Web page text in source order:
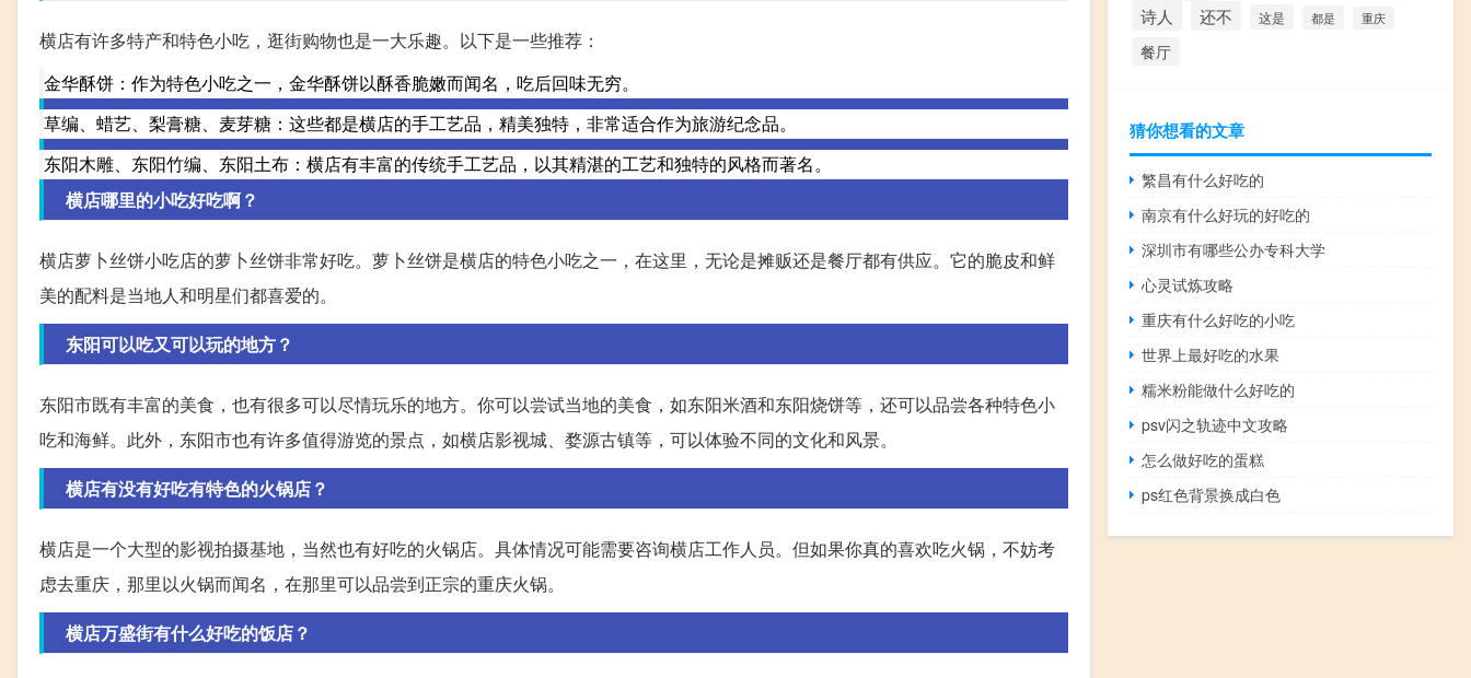
横店有许多特产和特色小吃，逛街购物也是一大乐趣。以下是一些推荐：
金华酥饼：作为特色小吃之一，金华酥饼以酥香脆嫩而闻名，吃后回味无穷。
草编、蜡艺、梨膏糖、麦芽糖：这些都是横店的手工艺品，精美独特，非常适合作为旅游纪念品。
东阳木雕、东阳竹编、东阳土布：横店有丰富的传统手工艺品，以其精湛的工艺和独特的风格而著名。
横店哪里的小吃好吃啊？
横店萝卜丝饼小吃店的萝卜丝饼非常好吃。萝卜丝饼是横店的特色小吃之一，在这里，无论是摊贩还是餐厅都有供应。它的脆皮和鲜
美的配料是当地人和明星们都喜爱的。
东阳可以吃又可以玩的地方？
东阳市既有丰富的美食，也有很多可以尽情玩乐的地方。你可以尝试当地的美食，如东阳米酒和东阳烧饼等，还可以品尝各种特色小
吃和海鲜。此外，东阳市也有许多值得游览的景点，如横店影视城、婺源古镇等，可以体验不同的文化和风景。
横店有没有好吃有特色的火锅店？
横店是一个大型的影视拍摄基地，当然也有好吃的火锅店。具体情况可能需要咨询横店工作人员。但如果你真的喜欢吃火锅，不妨考
虑去重庆，那里以火锅而闻名，在那里可以品尝到正宗的重庆火锅。
横店万盛街有什么好吃的饭店？
诗人 还不 这是 都是 重庆
餐厅
猜你想看的文章
繁昌有什么好吃的
南京有什么好玩的好吃的
深圳市有哪些公办专科大学
心灵试炼攻略
重庆有什么好吃的小吃
世界上最好吃的水果
糯米粉能做什么好吃的
psv闪之轨迹中文攻略
怎么做好吃的蛋糕
ps红色背景换成白色